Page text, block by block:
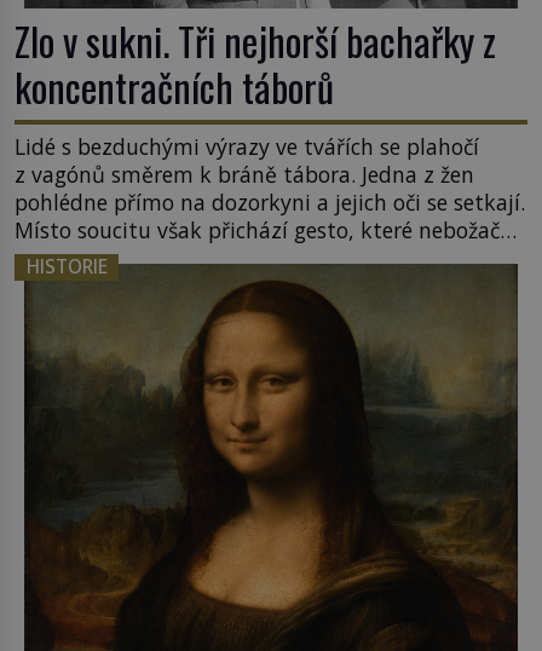
Zlo v sukni. Tři nejhorší bachařky z
koncentračních táborů
Lidé s bezduchými výrazy ve tvářích se plahočí
z vagónů směrem k bráně tábora. Jedna z žen
pohlédne přímo na dozorkyni a jejich oči se setkají.
Místo soucitu však přichází gesto, které nebožačku
posílá rovnou do plynové komory. Jména jako
Rudolf Höss (1901–1947), Josef Mengele (1911–
1979) či Heinrich Himmler (1900–1945) zná každý,
o koho se historie jen otřela. Jenže […]
HISTORIE